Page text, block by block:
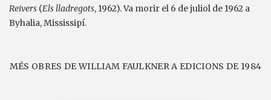
Reivers (Els lladregots, 1962). Va morir el 6 de juliol de 1962 a
Byhalia, Mississipí.
MÉS OBRES DE WILLIAM FAULKNER A EDICIONS DE 1984